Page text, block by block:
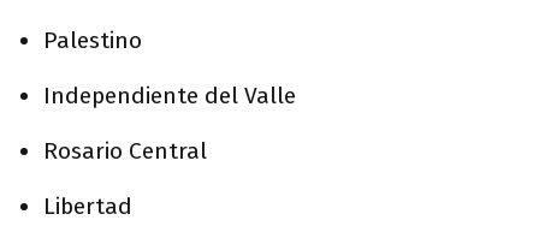
Palestino
Independiente del Valle
Rosario Central
Libertad